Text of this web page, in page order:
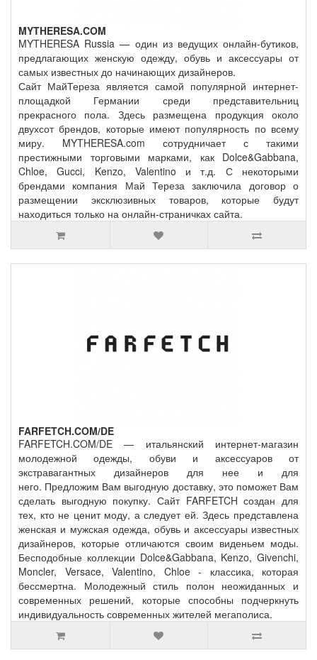
MYTHERESA.COM
MYTHERESA Russia — один из ведущих онлайн-бутиков,
предлагающих женскую одежду, обувь и аксессуары от
самых известных до начинающих дизайнеров.
Сайт МайТереза является самой популярной интернет-
площадкой Германии среди представительниц
прекрасного пола. Здесь размещена продукция около
двухсот брендов, которые имеют популярность по всему
миру. MYTHERESA.com сотрудничает с такими
престижными торговыми марками, как Dolce&Gabbana,
Chloe, Gucci, Kenzo, Valentino и т.д. С некоторыми
брендами компания Май Тереза заключила договор о
размещении эксклюзивных товаров, которые будут
находиться только на онлайн-страничках сайта.
FARFETCH.COM/DE
FARFETCH.COM/DE — итальянский интернет-магазин
молодежной одежды, обуви и аксессуаров от
экстравагантных дизайнеров для нее и для
него. Предложим Вам выгодную доставку, это поможет Вам
сделать выгодную покупку. Сайт FARFETCH создан для
тех, кто не ценит моду, а следует ей. Здесь представлена
женская и мужская одежда, обувь и аксессуары известных
дизайнеров, которые отличаются своим виденьем моды.
Бесподобные коллекции Dolce&Gabbana, Kenzo, Givenchi,
Moncler, Versace, Valentino, Chloe - классика, которая
бессмертна. Молодежный стиль полон неожиданных и
современных решений, которые способны подчеркнуть
индивидуальность современных жителей мегаполиса.